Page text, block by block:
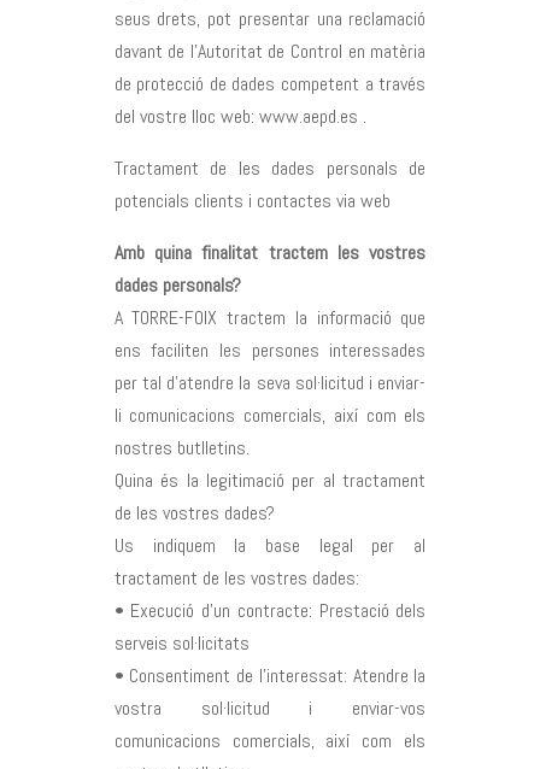
seus drets, pot presentar una reclamació
davant de l’Autoritat de Control en matèria
de protecció de dades competent a través
del vostre lloc web: www.aepd.es .
Tractament de les dades personals de
potencials clients i contactes via web
Amb quina finalitat tractem les vostres
dades personals?
A TORRE-FOIX tractem la informació que
ens faciliten les persones interessades
per tal d’atendre la seva sol·licitud i enviar-
li comunicacions comercials, així com els
nostres butlletins.
Quina és la legitimació per al tractament
de les vostres dades?
Us indiquem la base legal per al
tractament de les vostres dades:
• Execució d’un contracte: Prestació dels
serveis sol·licitats
• Consentiment de l’interessat: Atendre la
vostra sol·licitud i enviar-vos
comunicacions comercials, així com els